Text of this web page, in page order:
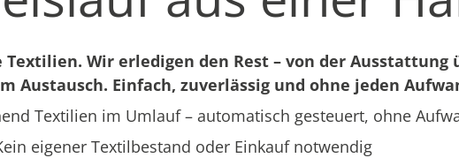
Textilien. Wir erledigen den Rest – von der Ausstattung
Austausch. Einfach, zuverlässig und ohne jeden
Textilien im Umlauf – automatisch gesteuert, ohne
eigener Textilbestand oder Einkauf notwendig